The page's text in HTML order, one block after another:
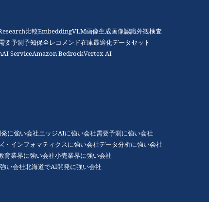
比較EmbeddingVLM画像生成画像認識外観検査
要予測予知保全レコメンド在庫最適化データセット
ServiceAmazon BedrockVertex AI
に強い会社エッジAIに強い会社需要予測に強い会社
・インフォマティクスに強い会社データ分析に強い会社
育業界に強い会社小売業界に強い会社
い会社北海道でAI開発に強い会社